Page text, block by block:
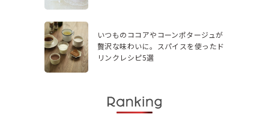
いつものココアやコーンポタージュが
贅沢な味わいに。スパイスを使ったド
リンクレシピ5選